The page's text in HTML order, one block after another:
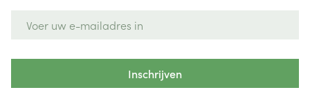
Inschrijven